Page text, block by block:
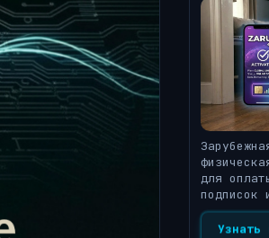
для
подписок
Узнать